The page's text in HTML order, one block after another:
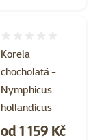
Korela
chocholatá -
Nymphicus
hollandicus
Cena
od 1 159 Kč